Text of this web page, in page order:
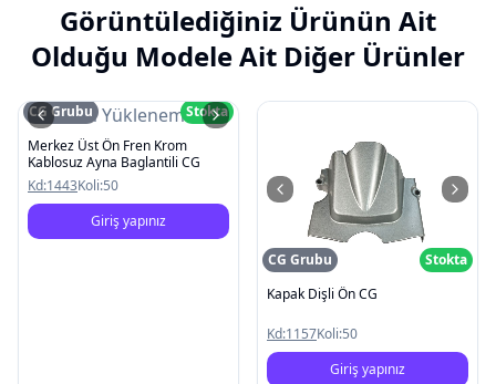
Görüntülediğiniz Ürünün Ait
Olduğu Modele Ait Diğer Ürünler
Resim Yüklenemedi
CG Grubu
Stokta
Merkez Üst Ön Fren Krom
Kablosuz Ayna Baglantili CG
Kd:1443Koli:50
Giriş yapınız
CG Grubu
Stokta
Kapak Dişli Ön CG
Kd:1157Koli:50
Giriş yapınız